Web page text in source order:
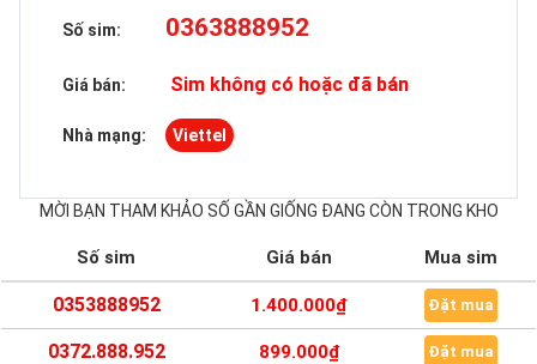
Số sim: 0363888952
Giá bán: Sim không có hoặc đã bán
Nhà mạng: Viettel
MỜI BẠN THAM KHẢO SỐ GẦN GIỐNG ĐANG CÒN TRONG KHO
Số sim Giá bán Mua sim
0353888952 1.400.000₫ Đặt mua
0372.888.952 899.000₫ Đặt mua